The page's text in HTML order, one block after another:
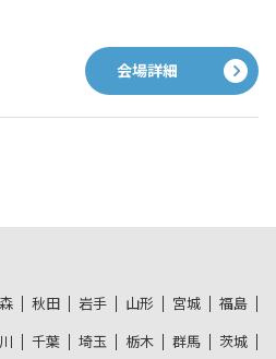
会場詳細
秋田 岩手 山形 宮城 福島
千葉 埼玉 栃木 群馬 茨城